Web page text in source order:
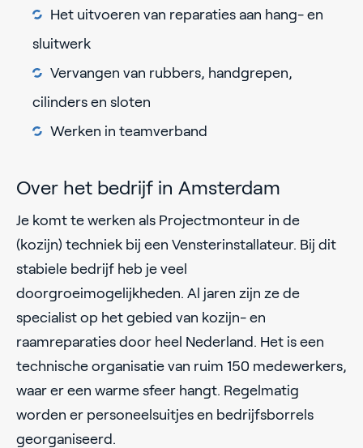
Het uitvoeren van reparaties aan hang- en
sluitwerk
Vervangen van rubbers, handgrepen,
cilinders en sloten
Werken in teamverband
Over het bedrijf in Amsterdam
Je komt te werken als Projectmonteur in de
(kozijn) techniek bij een Vensterinstallateur. Bij dit
stabiele bedrijf heb je veel
doorgroeimogelijkheden. Al jaren zijn ze de
specialist op het gebied van kozijn- en
raamreparaties door heel Nederland. Het is een
technische organisatie van ruim 150 medewerkers,
waar er een warme sfeer hangt. Regelmatig
worden er personeelsuitjes en bedrijfsborrels
georganiseerd.